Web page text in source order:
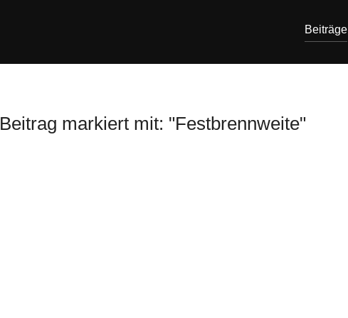
Beiträge
Beitrag markiert mit: "Festbrennweite"